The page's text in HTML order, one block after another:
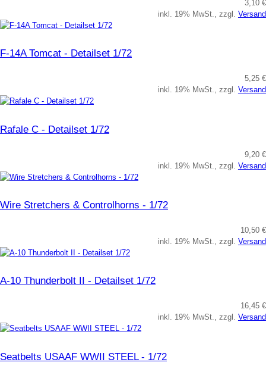
3,10 €
inkl. 19% MwSt., zzgl. Versand
F-14A Tomcat - Detailset 1/72
5,25 €
inkl. 19% MwSt., zzgl. Versand
Rafale C - Detailset 1/72
9,20 €
inkl. 19% MwSt., zzgl. Versand
Wire Stretchers & Controlhorns - 1/72
10,50 €
inkl. 19% MwSt., zzgl. Versand
A-10 Thunderbolt II - Detailset 1/72
16,45 €
inkl. 19% MwSt., zzgl. Versand
Seatbelts USAAF WWII STEEL - 1/72